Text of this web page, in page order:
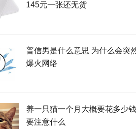
145元一张还无货
普信男是什么意思 为什么会突
爆火网络
养一只猫一个月大概要花多少
要注意什么